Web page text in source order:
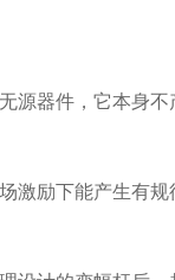
器件，它本身不
励下能产生有规